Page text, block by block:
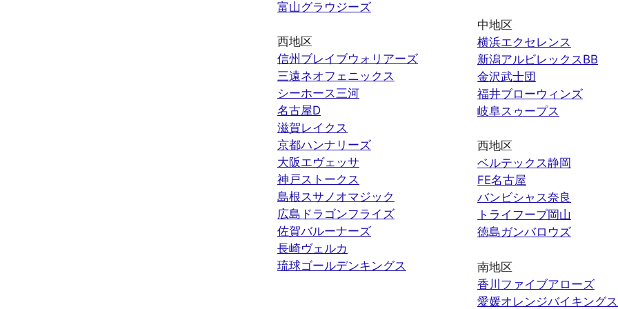
富山グラウジーズ
西地区
信州ブレイブウォリアーズ
三遠ネオフェニックス
シーホース三河
名古屋D
滋賀レイクス
京都ハンナリーズ
大阪エヴェッサ
神戸ストークス
島根スサノオマジック
広島ドラゴンフライズ
佐賀バルーナーズ
長崎ヴェルカ
琉球ゴールデンキングス
中地区
横浜エクセレンス
新潟アルビレックスBB
金沢武士団
福井ブローウィンズ
岐阜スゥープス
西地区
ベルテックス静岡
FE名古屋
バンビシャス奈良
トライフープ岡山
徳島ガンバロウズ
南地区
香川ファイブアローズ
愛媛オレンジバイキングス